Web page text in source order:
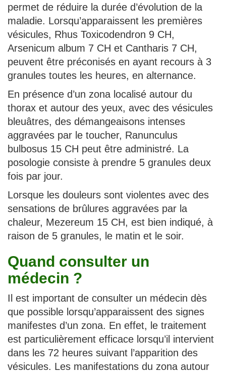
permet de réduire la durée d’évolution de la
maladie. Lorsqu’apparaissent les premières
vésicules, Rhus Toxicodendron 9 CH,
Arsenicum album 7 CH et Cantharis 7 CH,
peuvent être préconisés en ayant recours à 3
granules toutes les heures, en alternance.
En présence d’un zona localisé autour du
thorax et autour des yeux, avec des vésicules
bleuâtres, des démangeaisons intenses
aggravées par le toucher, Ranunculus
bulbosus 15 CH peut être administré. La
posologie consiste à prendre 5 granules deux
fois par jour.
Lorsque les douleurs sont violentes avec des
sensations de brûlures aggravées par la
chaleur, Mezereum 15 CH, est bien indiqué, à
raison de 5 granules, le matin et le soir.
Quand consulter un
médecin ?
Il est important de consulter un médecin dès
que possible lorsqu’apparaissent des signes
manifestes d’un zona. En effet, le traitement
est particulièrement efficace lorsqu’il intervient
dans les 72 heures suivant l’apparition des
vésicules. Les manifestations du zona autour